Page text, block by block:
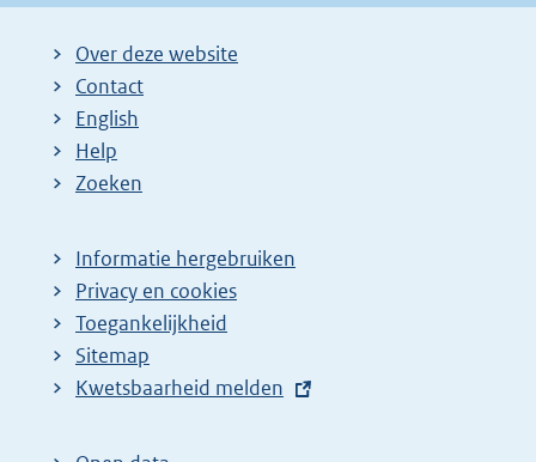
Over deze website
Contact
English
Help
Zoeken
Informatie hergebruiken
Privacy en cookies
Toegankelijkheid
Sitemap
E
t
Kwetsbaarheid melden